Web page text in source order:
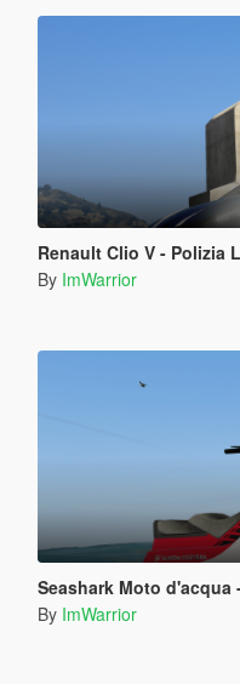
Renault Clio V - Polizia
By ImWarrior
Seashark Moto d'acqua -
By ImWarrior